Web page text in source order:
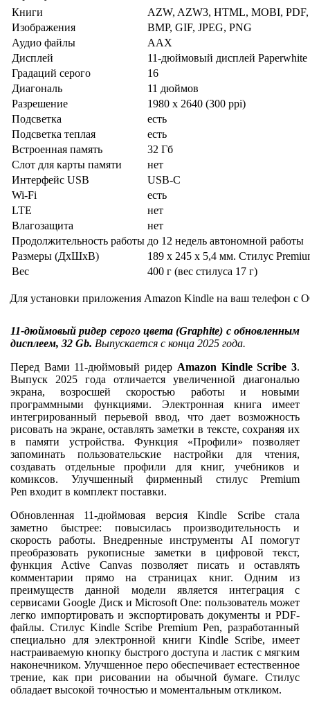
Книги
AZW, AZW3, HTML, MOBI,
Изображения
BMP, GIF, JPEG, PNG
Аудио файлы
AAX
Дисплей
11-дюймовый дисплей Paperwhite
Градаций серого
16
Диагональ
11 дюймов
Разрешение
1980 x 2640 (300 ppi)
Подсветка
есть
Подсветка теплая
есть
Встроенная память
32 Гб
Слот для карты памяти
нет
Интерфейс USB
USB-C
Wi-Fi
есть
LTE
нет
Влагозащита
нет
Продолжительность работы до 12 недель автономной работы
Размеры (ДхШхВ)
189 x 245 x 5,4 мм. Стилус
Вес
400 г (вес стилуса 17 г)
Для установки приложения Amazon Kindle на ваш телефон с
11-дюймовый ридер серого цвета (Graphite) с обновленным
дисплеем, 32 Gb. Выпускается с конца 2025 года.
Перед Вами 11-дюймовый ридер Amazon Kindle Scribe 3.
Выпуск 2025 года отличается увеличенной диагональю
экрана, возросшей скоростью работы и новыми
программными функциями. Электронная книга имеет
интегрированный перьевой ввод, что дает возможность
рисовать на экране, оставлять заметки в тексте, сохраняя их
в памяти устройства. Функция «Профили» позволяет
запоминать пользовательские настройки для чтения,
создавать отдельные профили для книг, учебников и
комиксов. Улучшенный фирменный стилус Premium
Pen входит в комплект поставки.
Обновленная 11-дюймовая версия Kindle Scribe стала
заметно быстрее: повысилась производительность и
скорость работы. Внедренные инструменты AI помогут
преобразовать рукописные заметки в цифровой текст,
функция Active Canvas позволяет писать и оставлять
комментарии прямо на страницах книг. Одним из
преимуществ данной модели является интеграция с
сервисами Google Диск и Microsoft One: пользователь может
легко импортировать и экспортировать документы и PDF-
файлы. Стилус Kindle Scribe Premium Pen, разработанный
специально для электронной книги Kindle Scribe, имеет
настраиваемую кнопку быстрого доступа и ластик с мягким
наконечником. Улучшенное перо обеспечивает естественное
трение, как при рисовании на обычной бумаге. Стилус
обладает высокой точностью и моментальным откликом.